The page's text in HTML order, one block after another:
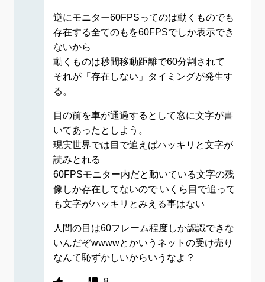
逆にモニター60FPSってのは動くものでも
存在する全てのもを60FPSでしか表示でき
ないから
動くものは秒間移動距離で60分割されて
それが「存在しない」タイミングが発生す
る。
目の前を車が通過するとして窓に文字が書
いてあったとしよう。
現実世界では目で追えばハッキリと文字が
読みとれる
60FPSモニター内だと動いている文字の残
像しか存在してないので いくら目で追って
も文字がハッキリとみえる事はない
人間の目は60フレーム程度しか認識できな
いんだぞwwwwとかいうネットの受け売り
なんて恥ずかしいからいうなよ？